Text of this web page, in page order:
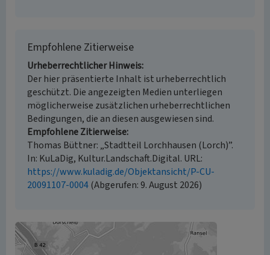
Empfohlene Zitierweise
Urheberrechtlicher Hinweis
Der hier präsentierte Inhalt ist urheberrechtlich
geschützt. Die angezeigten Medien unterliegen
möglicherweise zusätzlichen urheberrechtlichen
Bedingungen, die an diesen ausgewiesen sind.
Empfohlene Zitierweise
Thomas Büttner: „Stadtteil Lorchhausen (Lorch)”.
In: KuLaDig, Kultur.Landschaft.Digital. URL:
https://www.kuladig.de/Objektansicht/P-CU-
20091107-0004(Abgerufen: 9. August 2026)